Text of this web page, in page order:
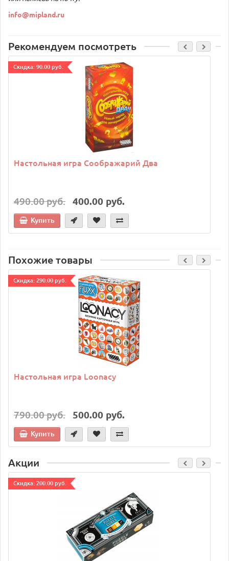
info@mipland.ru
Рекомендуем посмотреть
Cкидка: 90.00 руб.
Настольная игра Соображарий Два
490.00 руб. 400.00 руб.
Купить
Похожие товары
Cкидка: 290.00 руб.
Настольная игра Loonacy
790.00 руб. 500.00 руб.
Купить
Акции
Cкидка: 200.00 руб.